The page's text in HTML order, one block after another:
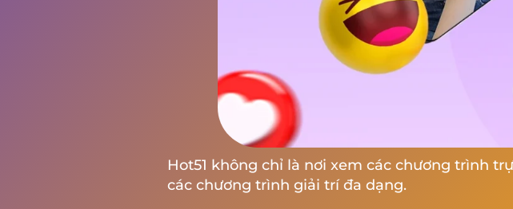
Hot51 không chỉ là nơi xem các chương trình
các chương trình giải trí đa dạng.